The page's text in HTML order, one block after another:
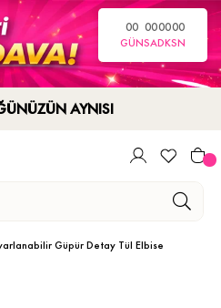
00
GÜN
00
SA
00
DK
00
SN
AYNISI
Güpür Detay Tül Elbise